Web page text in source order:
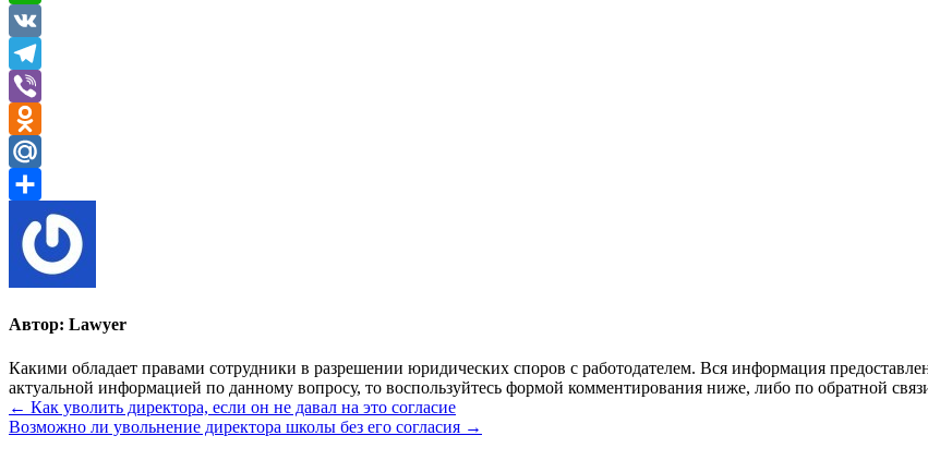
WhatsApp
VK
Telegram
Viber
Odnoklassniki
Mail.Ru
Отправить
Автор: Lawyer
Какими обладает правами сотрудники в разрешении юридических споров с работодателем. Вся информация
актуальной информацией по данному вопросу, то воспользуйтесь формой комментирования ниже, либо по обратной
Навигация
по
← Как уволить директора, если он не давал на это согласие
Возможно ли увольнение директора школы без его согласия →